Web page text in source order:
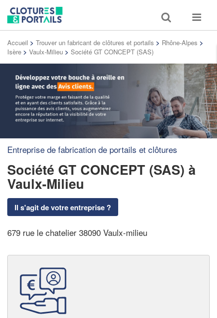
Toggle
search
Toggle
Accueil > Trouver un fabricant de clôtures et portails > Rhône-Alpes >
Isère > Vaulx-Milieu > Société GT CONCEPT (SAS)
Entreprise de fabrication de portails et clôtures
Société GT CONCEPT (SAS) à
Vaulx-Milieu
Il s'agit de votre entreprise ?
679 rue le chatelier 38090 Vaulx-milieu